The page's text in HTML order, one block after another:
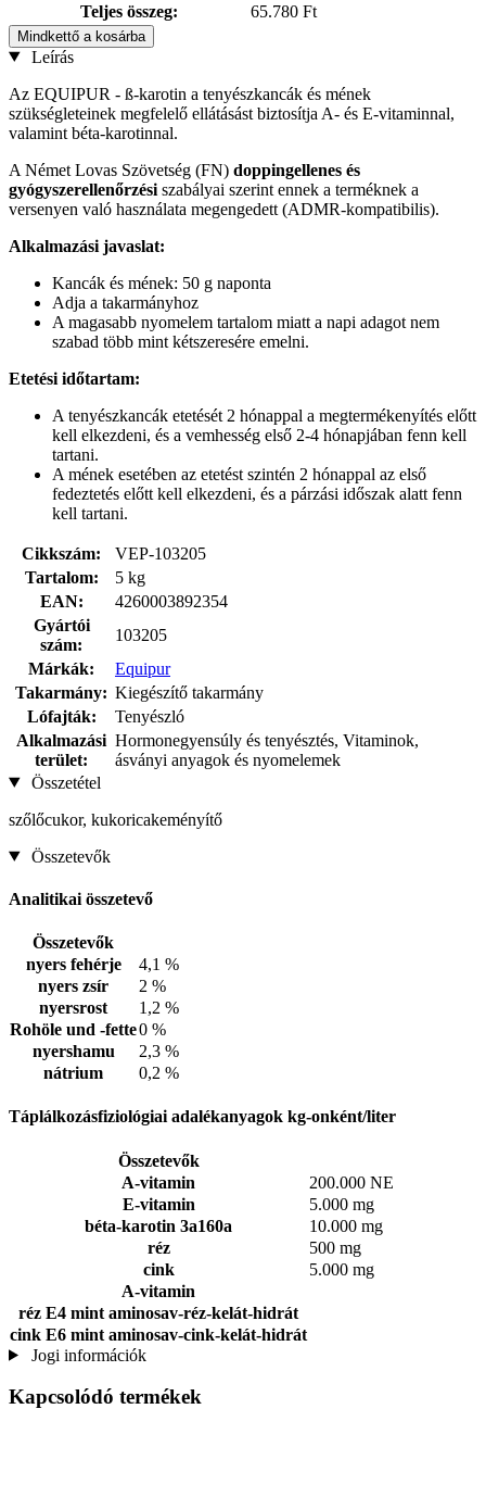
Teljes összeg:
65.780 Ft
Mindkettő a kosárba
Leírás
Az EQUIPUR - ß-karotin a tenyészkancák és mének
szükségleteinek megfelelő ellátásást biztosítja A- és E-vitaminnal,
valamint béta-karotinnal.
A Német Lovas Szövetség (FN) doppingellenes és
gyógyszerellenőrzési szabályai szerint ennek a terméknek a
versenyen való használata megengedett (ADMR-kompatibilis).
Alkalmazási javaslat:
Kancák és mének: 50 g naponta
Adja a takarmányhoz
A magasabb nyomelem tartalom miatt a napi adagot nem
szabad több mint kétszeresére emelni.
Etetési időtartam:
A tenyészkancák etetését 2 hónappal a megtermékenyítés előtt
kell elkezdeni, és a vemhesség első 2-4 hónapjában fenn kell
tartani.
A mének esetében az etetést szintén 2 hónappal az első
fedeztetés előtt kell elkezdeni, és a párzási időszak alatt fenn
kell tartani.
Cikkszám:
VEP-103205
Tartalom:
5 kg
EAN:
4260003892354
Gyártói
szám:
103205
Márkák:
Equipur
Takarmány: Kiegészítő takarmány
Lófajták:
Tenyészló
Alkalmazási
terület:
Hormonegyensúly és tenyésztés, Vitaminok,
ásványi anyagok és nyomelemek
Összetétel
szőlőcukor, kukoricakeményítő
Összetevők
Analitikai összetevő
Összetevők
nyers fehérje
4,1 %
nyers zsír
2 %
nyersrost
1,2 %
Rohöle und -fette0 %
nyershamu
2,3 %
nátrium
0,2 %
Táplálkozásfiziológiai adalékanyagok kg-onként/liter
Összetevők
A-vitamin
200.000 NE
E-vitamin
5.000 mg
béta-karotin 3a160a
10.000 mg
réz
500 mg
cink
5.000 mg
A-vitamin
réz E4 mint aminosav-réz-kelát-hidrát
cink E6 mint aminosav-cink-kelát-hidrát
Jogi információk
Kapcsolódó termékek